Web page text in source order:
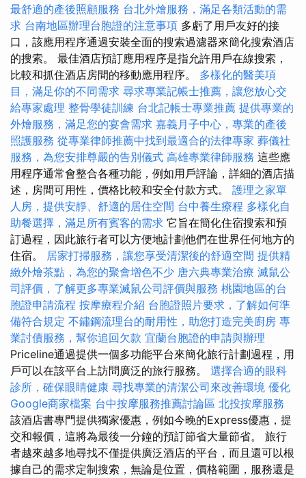
最舒適的產後照顧服務 台北外燴服務，滿足各類活動的需
求 台南地區辦理台胞證的注意事項 多虧了用戶友好的接
口，該應用程序通過安裝全面的搜索過濾器來簡化搜索酒店
的搜索。 最佳酒店預訂應用程序是指允許用戶在線搜索，
比較和抓住酒店房間的移動應用程序。 多樣化的醫美項
目，滿足你的不同需求 尋求專業記帳士推薦，讓您放心交
給專家處理 整骨學徒訓練 台北記帳士專業推薦 提供專業的
外燴服務，滿足您的宴會需求 嘉義月子中心，專業的產後
照護服務 從專業律師推薦中找到最適合的法律專家 葬儀社
服務，為您安排尊嚴的告別儀式 高雄專業律師服務 這些應
用程序通常會整合各種功能，例如用戶評論，詳細的酒店描
述，房間可用性，價格比較和安全付款方式。 護理之家單
人房，提供安靜、舒適的居住空間 台中養生療程 多樣化自
助餐選擇，滿足所有賓客的需求 它旨在簡化住宿搜索和預
訂過程，因此旅行者可以方便地計劃他們在世界任何地方的
住宿。 居家打掃服務，讓您享受清潔後的舒適空間 提供精
緻外燴茶點，為您的聚會增色不少 唐六典專業治療 滅鼠公
司評價，了解更多專業滅鼠公司評價與服務 桃園地區的台
胞證申請流程 按摩療程介紹 台胞證照片要求，了解如何準
備符合規定 不鏽鋼流理台的耐用性，助您打造完美廚房 專
業討債服務，幫你追回欠款 宜蘭台胞證的申請與辦理
Priceline通過提供一個多功能平台來簡化旅行計劃過程，用
戶可以在該平台上訪問廣泛的旅行服務。 選擇合適的眼科
診所，確保眼睛健康 尋找專業的清潔公司來改善環境 優化
Google商家檔案 台中按摩服務推薦討論區 北投按摩服務
該酒店書專門提供獨家優惠，例如今晚的Express優惠，提
交和報價，這將為最後一分鐘的預訂節省大量節省。 旅行
者越來越多地尋找不僅提供廣泛酒店的平台，而且還可以根
據自己的需求定制搜索，無論是位置，價格範圍，服務還是